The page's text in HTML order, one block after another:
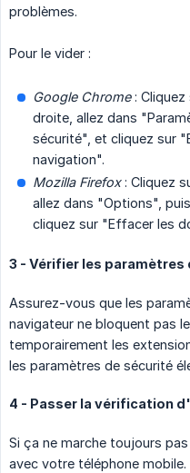
problèmes.
Pour le vider :
Google Chrome: Cliquez
droite, allez dans
sécurité", et cliquez sur
navigation".
Mozilla Firefox: Cliquez
allez dans "Options",
cliquez sur "Effacer les
3 - Vérifier les paramètres
Assurez-vous que les
navigateur ne bloquent pas
temporairement les
les paramètres de sécurité
4 - Passer la vérification
Si ça ne marche toujours
avec votre téléphone